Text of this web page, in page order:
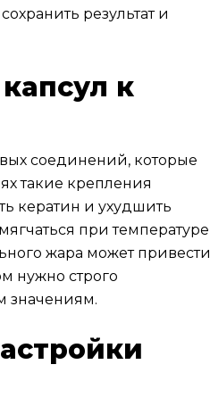
результат и
к
соединений, которые
такие крепления
кератин и ухудшить
при температуре
жара может привести
нужно строго
значениям.